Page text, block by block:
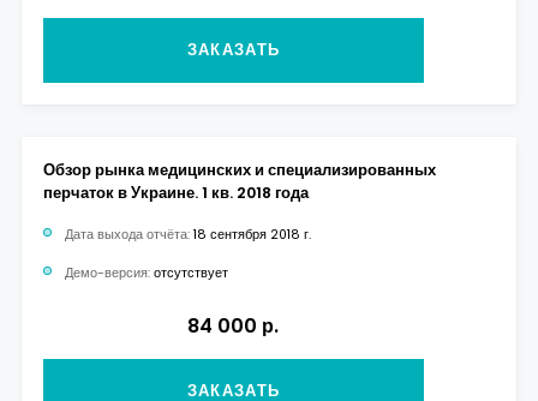
ЗАКАЗАТЬ
Обзор рынка медицинских и специализированных
перчаток в Украине. 1 кв. 2018 года
Дата выхода отчёта: 18 сентября 2018 г.
Демо-версия: отсутствует
84 000 р.
ЗАКАЗАТЬ